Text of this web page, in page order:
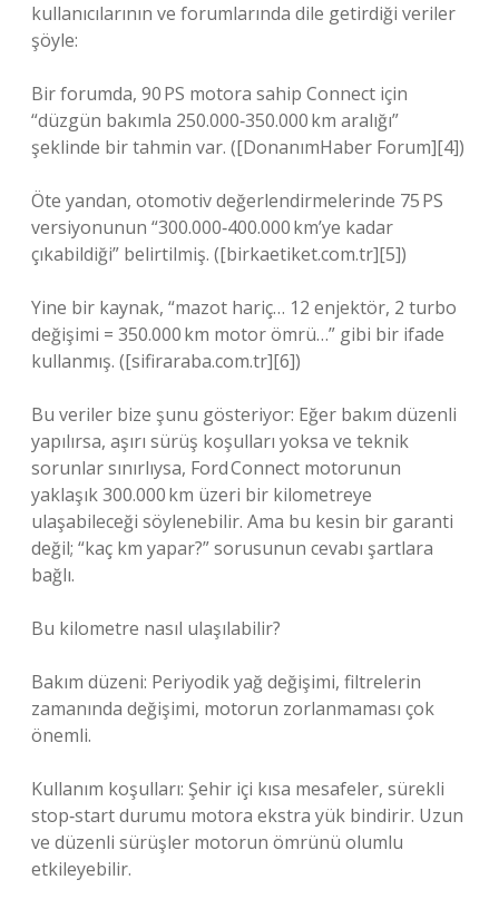
kullanıcılarının ve forumlarında dile getirdiği veriler
şöyle:
Bir forumda, 90 PS motora sahip Connect için
“düzgün bakımla 250.000‑350.000 km aralığı”
şeklinde bir tahmin var. ([DonanımHaber Forum][4])
Öte yandan, otomotiv değerlendirmelerinde 75 PS
versiyonunun “300.000‑400.000 km’ye kadar
çıkabildiği” belirtilmiş. ([birkaetiket.com.tr][5])
Yine bir kaynak, “mazot hariç… 12 enjektör, 2 turbo
değişimi = 350.000 km motor ömrü…” gibi bir ifade
kullanmış. ([sifiraraba.com.tr][6])
Bu veriler bize şunu gösteriyor: Eğer bakım düzenli
yapılırsa, aşırı sürüş koşulları yoksa ve teknik
sorunlar sınırlıysa, Ford Connect motorunun
yaklaşık 300.000 km üzeri bir kilometreye
ulaşabileceği söylenebilir. Ama bu kesin bir garanti
değil; “kaç km yapar?” sorusunun cevabı şartlara
bağlı.
Bu kilometre nasıl ulaşılabilir?
Bakım düzeni: Periyodik yağ değişimi, filtrelerin
zamanında değişimi, motorun zorlanmaması çok
önemli.
Kullanım koşulları: Şehir içi kısa mesafeler, sürekli
stop‑start durumu motora ekstra yük bindirir. Uzun
ve düzenli sürüşler motorun ömrünü olumlu
etkileyebilir.